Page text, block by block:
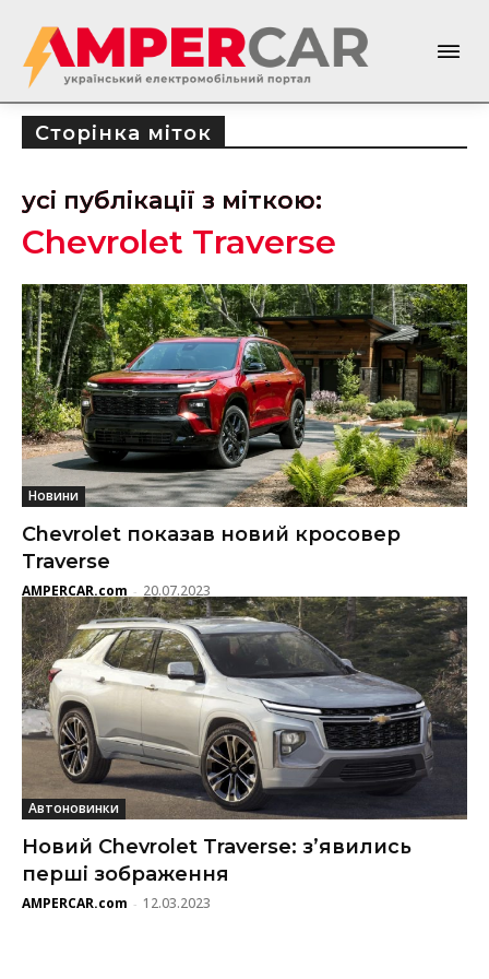
Сторінка міток
усі публікації з міткою:
Chevrolet Traverse
Новини
Chevrolet показав новий кросовер
Traverse
AMPERCAR.com - 20.07.2023
Автоновинки
Новий Chevrolet Traverse: з’явились
перші зображення
AMPERCAR.com - 12.03.2023